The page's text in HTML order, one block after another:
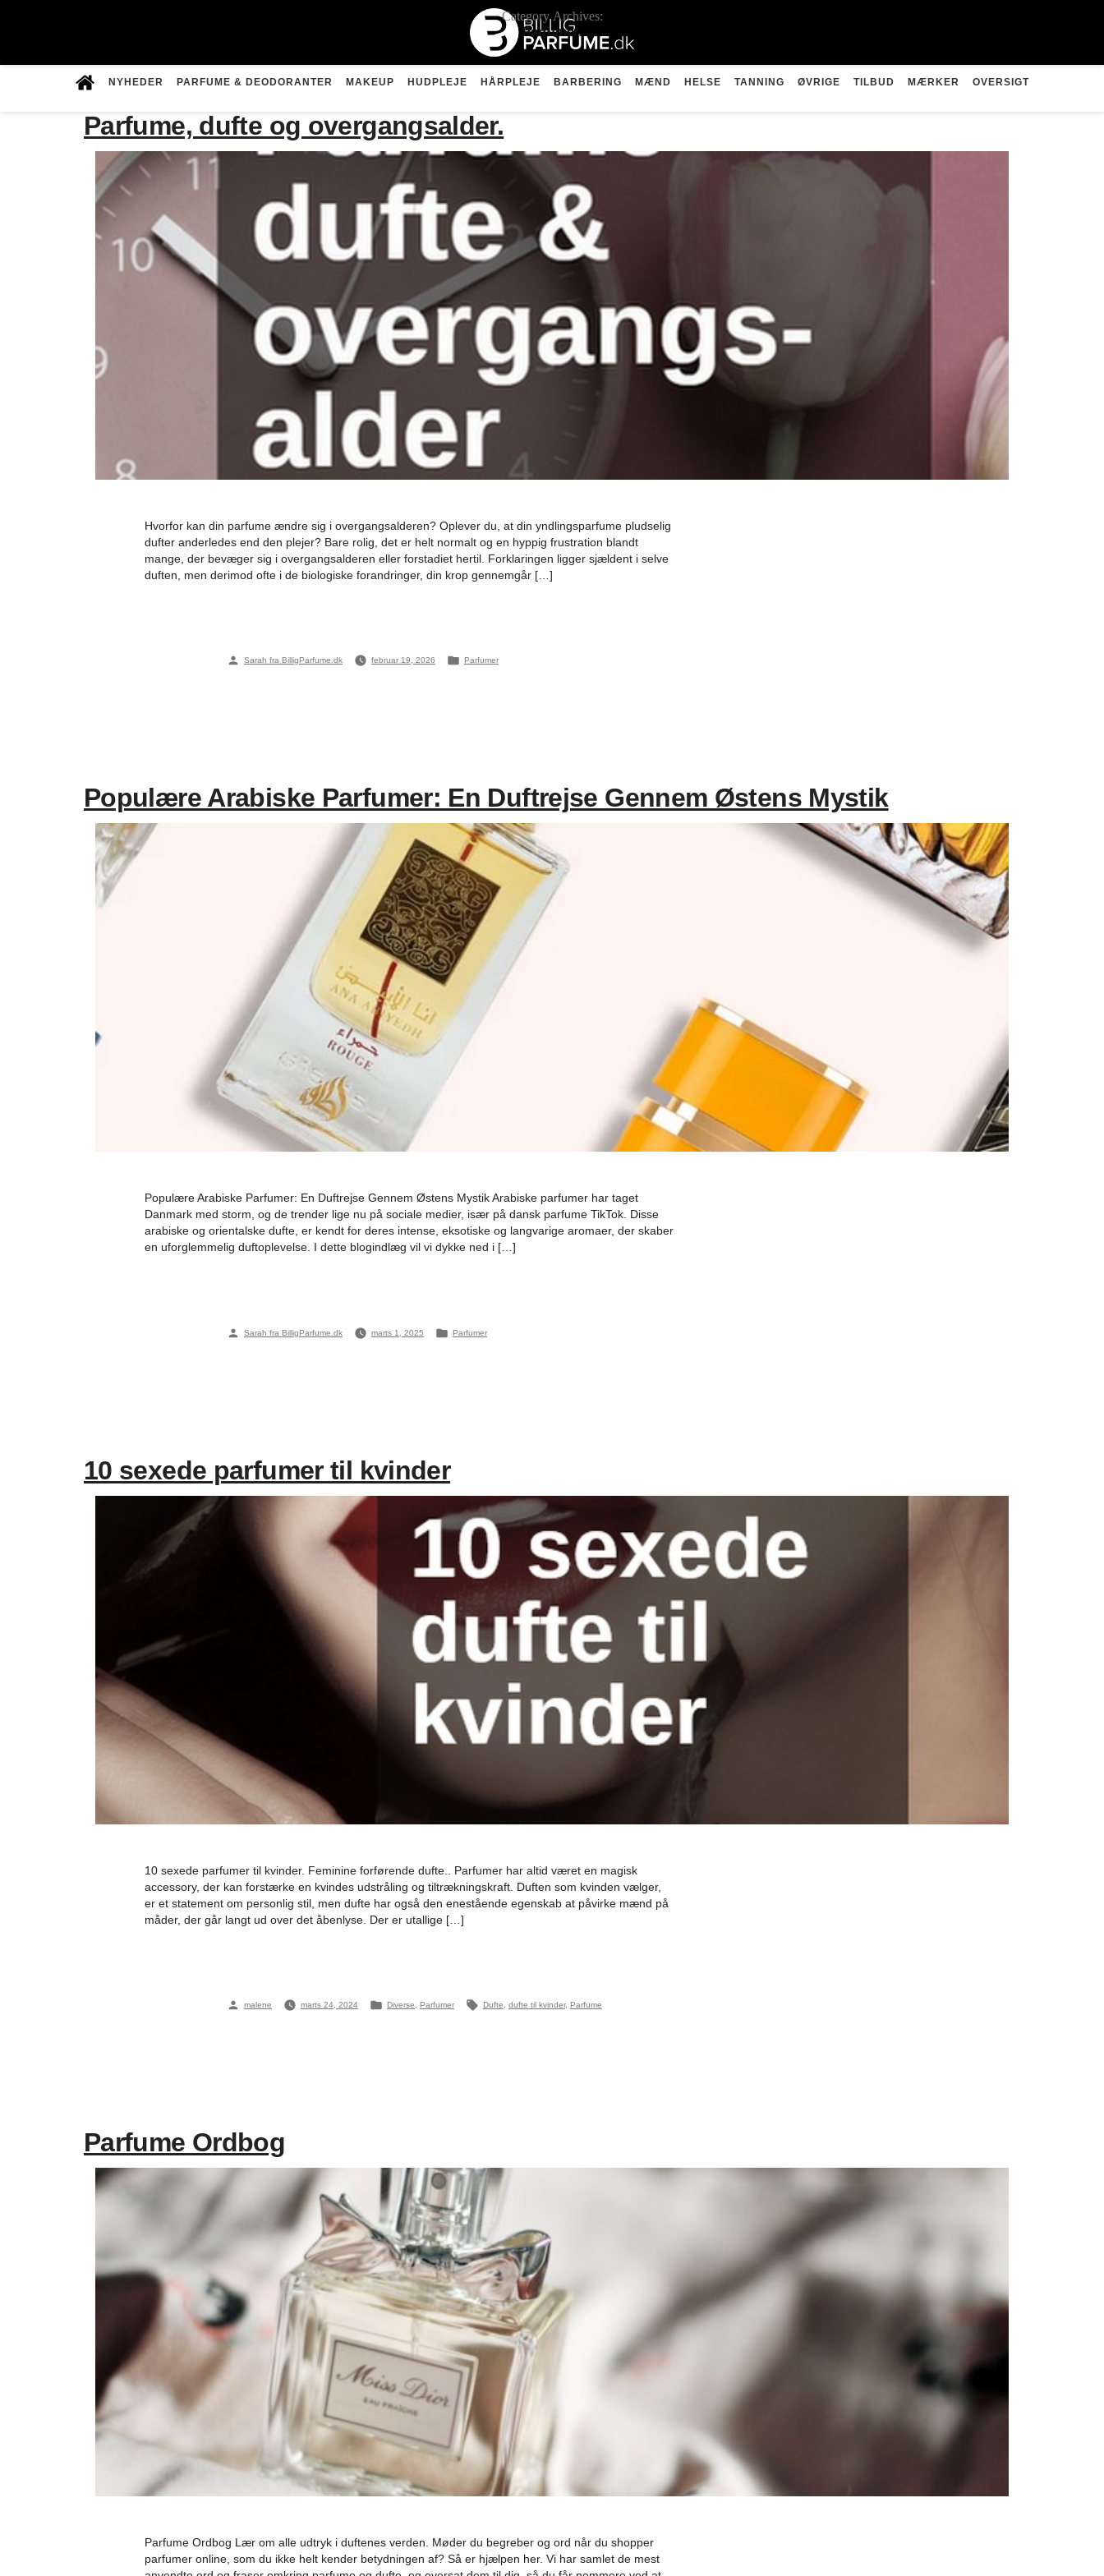
NYHEDER PARFUME & DEODORANTER MAKEUP HUDPLEJE HÅRPLEJE BARBERING MÆND HELSE TANNING ØVRIGE TILBUD MÆRKER OVERSIGT
Category Archives:
Parfumer
Parfume, dufte og overgangsalder.
Hvorfor kan din parfume ændre sig i overgangsalderen? Oplever du, at din yndlingsparfume pludselig
dufter anderledes end den plejer? Bare rolig, det er helt normalt og en hyppig frustration blandt
mange, der bevæger sig i overgangsalderen eller forstadiet hertil. Forklaringen ligger sjældent i selve
duften, men derimod ofte i de biologiske forandringer, din krop gennemgår […]
Posted
Sarah fra BilligParfume.dk februar 19, 2026
Posted
Parfumer
Populære Arabiske Parfumer: En Duftrejse Gennem Østens Mystik
Populære Arabiske Parfumer: En Duftrejse Gennem Østens Mystik Arabiske parfumer har taget
Danmark med storm, og de trender lige nu på sociale medier, især på dansk parfume TikTok. Disse
arabiske og orientalske dufte, er kendt for deres intense, eksotiske og langvarige aromaer, der skaber
en uforglemmelig duftoplevelse. I dette blogindlæg vil vi dykke ned i […]
Posted
Sarah fra BilligParfume.dk marts 1, 2025
Posted
Parfumer
10 sexede parfumer til kvinder
10 sexede parfumer til kvinder. Feminine forførende dufte.. Parfumer har altid været en magisk
accessory, der kan forstærke en kvindes udstråling og tiltrækningskraft. Duften som kvinden vælger,
er et statement om personlig stil, men dufte har også den enestående egenskab at påvirke mænd på
måder, der går langt ud over det åbenlyse. Der er utallige […]
Posted
malene marts 24, 2024
Posted
Diverse Parfumer Tags:
Dufte dufte til kvinder, Parfume
Parfume Ordbog
Parfume Ordbog Lær om alle udtryk i duftenes verden. Møder du begreber og ord når du shopper
parfumer online, som du ikke helt kender betydningen af? Så er hjælpen her. Vi har samlet de mest